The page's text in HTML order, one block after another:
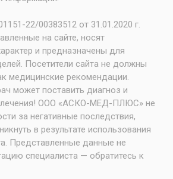
22/00383512 от 31.01.2020 г.
на сайте, носят
и предназначены для
Посетители сайта не должны
медицинские рекомендации.
может поставить диагноз и
лечения! ООО «АСКО-МЕД-ПЛЮС» не
за негативные последствия,
в результате использования
Представленные данные не
специалиста — обратитесь к